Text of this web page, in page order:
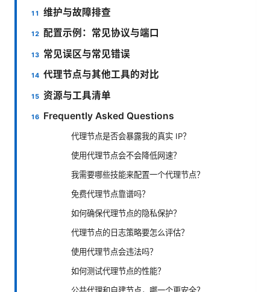
维护与故障排查
配置示例：常见协议与端口
常见误区与常见错误
代理节点与其他工具的对比
资源与工具清单
Frequently Asked Questions
代理节点是否会暴露我的真实 IP？
使用代理节点会不会降低网速？
我需要哪些技能来配置一个代理节点？
免费代理节点靠谱吗？
如何确保代理节点的隐私保护？
代理节点的日志策略要怎么评估？
使用代理节点会违法吗？
如何测试代理节点的性能？
公共代理和自建节点，哪一个更安全？